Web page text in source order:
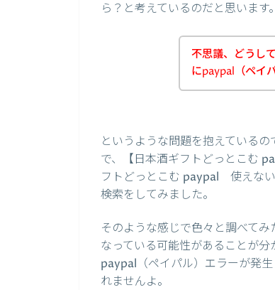
ら？と考えているのだと思います
不思議、どうし
にpaypal（ペイ
というような問題を抱えている
で、【日本酒ギフトどっとこむ
フトどっとこむ paypal 使えな
検索をしてみました。
そのような感じで色々と調べて
なっている可能性があることが
paypal（ペイパル）エラーが発
れませんよ。